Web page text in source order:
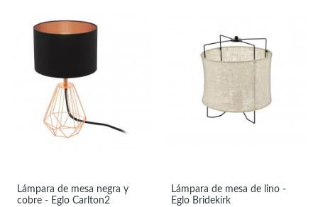
Lámpara de mesa negra y
cobre - Eglo Carlton2
Lámpara de mesa de lino -
Eglo Bridekirk